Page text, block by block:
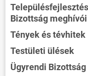
Bizottság meghívói
Tények és tévhitek
Testületi ülések
Ügyrendi